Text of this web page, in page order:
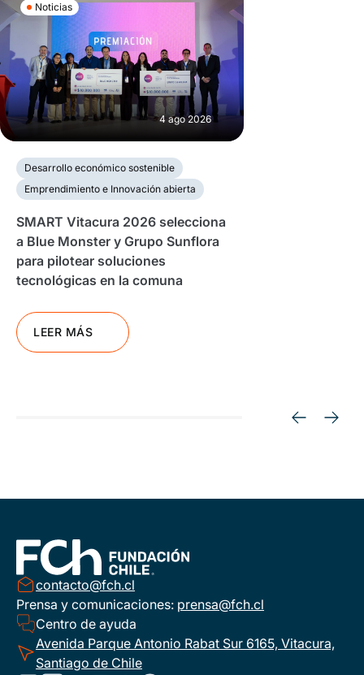
Noticias
4 ago 2026
Desarrollo económico sostenible
Emprendimiento e Innovación abierta
SMART Vitacura 2026 selecciona
a Blue Monster y Grupo Sunflora
para pilotear soluciones
tecnológicas en la comuna
LEER MÁS
contacto@fch.cl
Prensa y comunicaciones: prensa@fch.cl
Centro de ayuda
Avenida Parque Antonio Rabat Sur 6165, Vitacura,
Santiago de Chile